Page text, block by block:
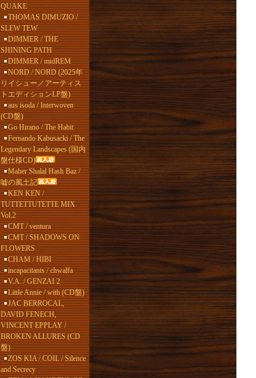
QUAKE
THOMAS DIMUZIO /
SLEW TEW
DIMMER / THE
SHINING PATH
DIMMER / midREM
NORD / NORD (2025年
リイシュー／アーティス
トエディションLP盤)
aus isoda / Interwoven
(CD盤)
Go Hirano / The Habit
Fernando Kabusacki / The
Legendary Landscapes (国内
盤仕様CD)
Maher Shalal Hash Baz /
嘘の風土記
KEN KEN /
TUTTETTUTETTE MIX
Vol.2
CMT / ventura
CMT / SHADOWS ON
FLOWERS
CHAM / HIBI
incapacitants / chwalfa
V.A. / GENZAI 2
Little Annie / with (CD盤)
JAC BERROCAL,
DAVID FENECH,
VINCENT EPPLAY /
BROKEN ALLURES (CD
盤)
ZOS KIA / COIL / Silence
and Secrecy